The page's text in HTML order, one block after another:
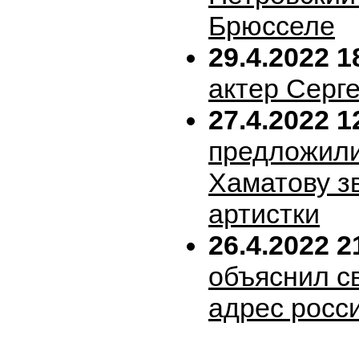
Брюсселе
29.4.2022
актер
27.4.2022
Хаматову
артистки
26.4.2022
объяснил
адрес